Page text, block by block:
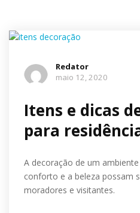
Redator
maio 12, 2020
Itens e dicas
para
A decoração de um
conforto e a beleza possam
moradores e visitantes.